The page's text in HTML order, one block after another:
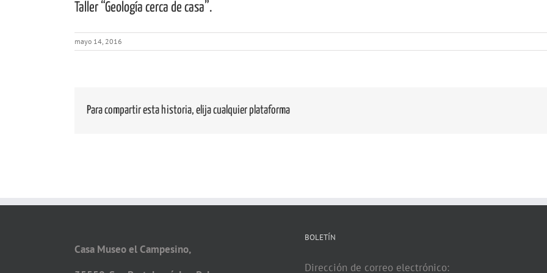
Taller “Geología cerca de casa”.
mayo 14, 2016
Para compartir esta historia, elija cualquier plataforma
Casa Museo el Campesino,
BOLETÍN
Dirección de correo electrónico: